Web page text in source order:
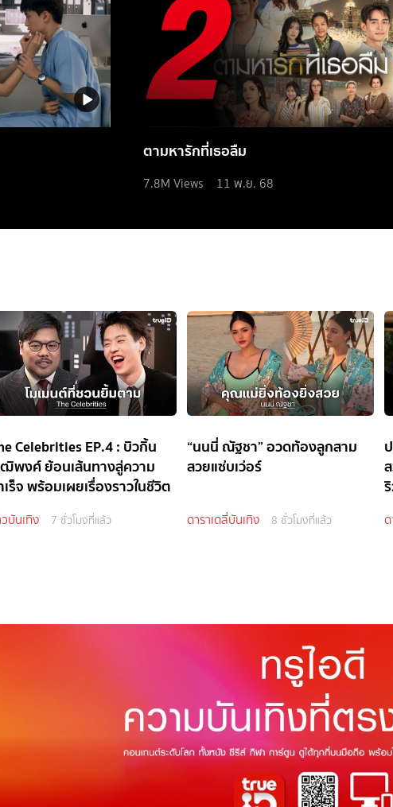
ตามหารักที่เธอลืม
7.8M Views 11 พ.ย. 68
Celebrities EP.4 : บิวกิ้น
พงศ์ ย้อนเส้นทางสู่ความ
เร็จ พร้อมเผยเรื่องราวในชีวิต
บันเทิง 7 ชั่วโมงที่แล้ว
“นนนี่ ณัฐชา” อวดท้องลูกสาม
สวยแซ่บเว่อร์
ดาราเดลี่บันเทิง 8 ชั่วโมงที่แล้ว